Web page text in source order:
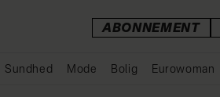
ABONNEMENT
Sundhed Mode Bolig Eurowoman